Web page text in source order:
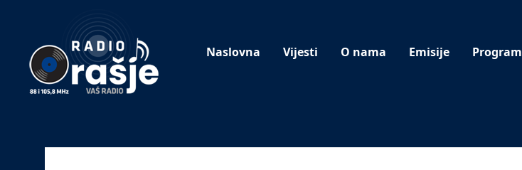
website!
Naslovna Vijesti O nama Emisije Program